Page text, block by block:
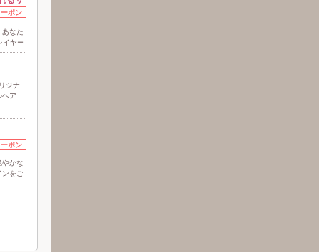
ポン
あなた
イヤー
ジナ
ヘア
ポン
やかな
ンをご